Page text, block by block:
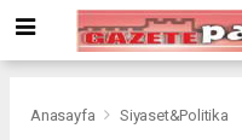
Bonusu
Veren
deneme
Anasayfa Siyaset&Politika